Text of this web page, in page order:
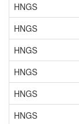
HNGS
HNGS
HNGS
HNGS
HNGS
HNGS